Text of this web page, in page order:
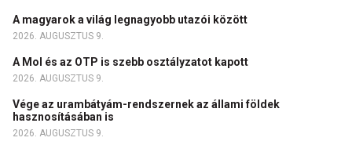
A magyarok a világ legnagyobb utazói között
2026. AUGUSZTUS 9.
A Mol és az OTP is szebb osztályzatot kapott
2026. AUGUSZTUS 9.
Vége az urambátyám-rendszernek az állami földek
hasznosításában is
2026. AUGUSZTUS 9.